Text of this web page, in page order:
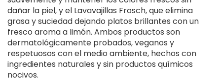
dañar la piel, y el Lavavajillas Frosch, que elimina
grasa y suciedad dejando platos brillantes con un
fresco aroma a limón. Ambos productos son
dermatológicamente probados, veganos y
respetuosos con el medio ambiente, hechos con
ingredientes naturales y sin productos químicos
nocivos.